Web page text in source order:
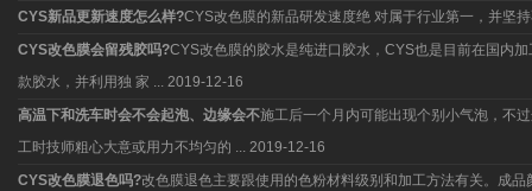
CYS新品更新速度怎么样?CYS改色膜的新品研发速度绝 对属于行业第一，并坚
CYS改色膜会留残胶吗?CYS改色膜的胶水是纯进口胶水，CYS也是目前在国内
款胶水，并利用独 家 ... 2019-12-16
高温下和洗车时会不会起泡、边缘会不施工后一个月内可能出现个别小气泡，不
工时技师粗心大意或用力不均匀的 ... 2019-12-16
CYS改色膜退色吗?改色膜退色主要跟使用的色粉材料级别和加工方法有关。成